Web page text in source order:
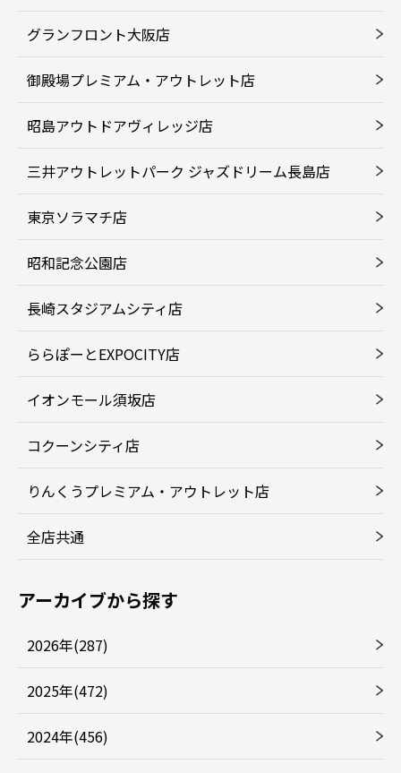
グランフロント大阪店
御殿場プレミアム・アウトレット店
昭島アウトドアヴィレッジ店
三井アウトレットパーク ジャズドリーム長島店
東京ソラマチ店
昭和記念公園店
長崎スタジアムシティ店
ららぽーとEXPOCITY店
イオンモール須坂店
コクーンシティ店
りんくうプレミアム・アウトレット店
全店共通
アーカイブから探す
2026年(287)
2025年(472)
2024年(456)